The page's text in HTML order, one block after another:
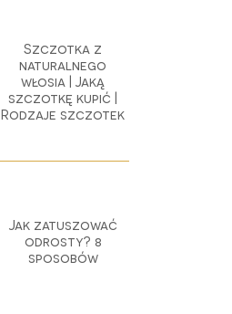
Szczotka z
naturalnego
włosia | Jaką
szczotkę kupić |
Rodzaje szczotek
Jak zatuszować
odrosty? 8
sposobów